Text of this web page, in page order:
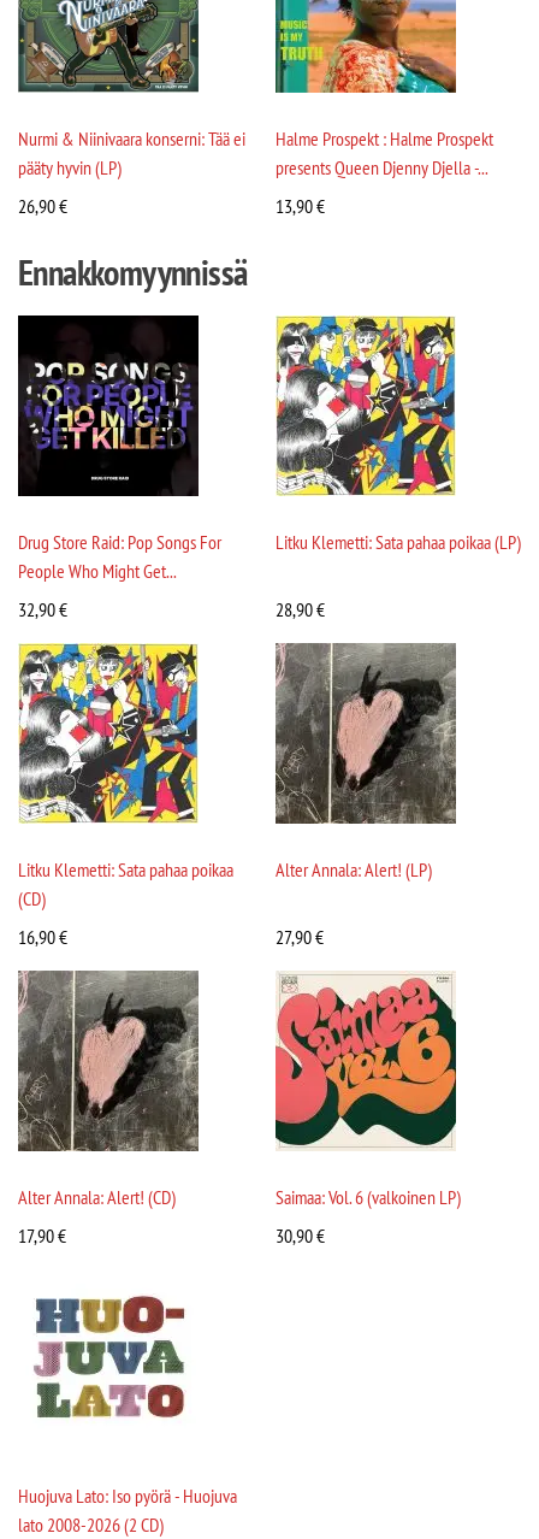
Nurmi & Niinivaara konserni: Tää ei
pääty hyvin (LP)
26,90€
Halme Prospekt : Halme Prospekt
presents Queen Djenny Djella -...
13,90€
Ennakkomyynnissä
Drug Store Raid: Pop Songs For
People Who Might Get...
32,90€
Litku Klemetti: Sata pahaa poikaa (LP)
28,90€
Litku Klemetti: Sata pahaa poikaa
(CD)
16,90€
Alter Annala: Alert! (LP)
27,90€
Alter Annala: Alert! (CD)
17,90€
Saimaa: Vol. 6 (valkoinen LP)
30,90€
Huojuva Lato: Iso pyörä - Huojuva
lato 2008-2026 (2 CD)